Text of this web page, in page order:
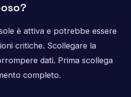
è attiva e potrebbe essere
critiche. Scollegare la
dati. Prima scollega
completo.